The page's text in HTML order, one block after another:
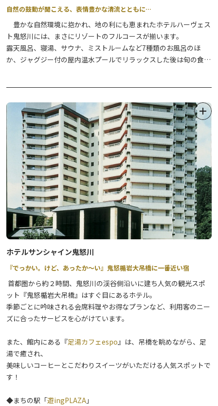
自然の鼓動が聞こえる、表情豊かな清流とともに…
豊かな自然環境に抱かれ、地の利にも恵まれたホテルハーヴェス
ト鬼怒川には、まさにリゾートのフルコースが揃います。
露天風呂、寝湯、サウナ、ミストルームなど7種類のお風呂のほ
か、ジャグジー付の屋内温水プールでリラックスした後は旬の食材
ホテルサンシャイン鬼怒川
『でっかい。けど、あったか～い』鬼怒楯岩大吊橋に一番近い宿
首都圏から約２時間、鬼怒川の渓谷側沿いに建ち人気の観光スポ
ット『鬼怒楯岩大吊橋』はすぐ目にあるホテル。
季節ごとに吟味される会席料理やお得なプランなど、利用客のニー
ズに合ったサービスを心がけています。
また、館内にある『足湯カフェespo 』は、吊橋を眺めながら、足
湯で癒され、
美味しいコーヒーとこだわりスイーツがいただける人気スポットで
す！
◆まちの駅「遊ingPLAZA 」